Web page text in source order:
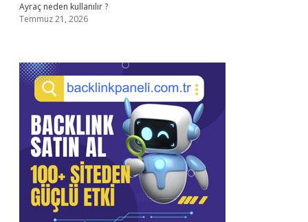
Ayraç neden kullanılır ?
Temmuz 21, 2026